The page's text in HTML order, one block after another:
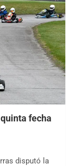
fecha
disputó la